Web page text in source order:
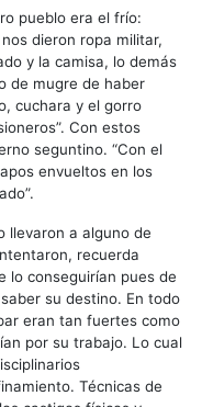
pueblo era el frío:
dieron ropa militar,
y la camisa, lo demás
de mugre de haber
cuchara y el gorro
Con estos
seguntino. “Con el
envueltos en los
llevaron a alguno de
recuerda
lo conseguirían pues de
su destino. En todo
eran tan fuertes como
por su trabajo. Lo cual
Técnicas de